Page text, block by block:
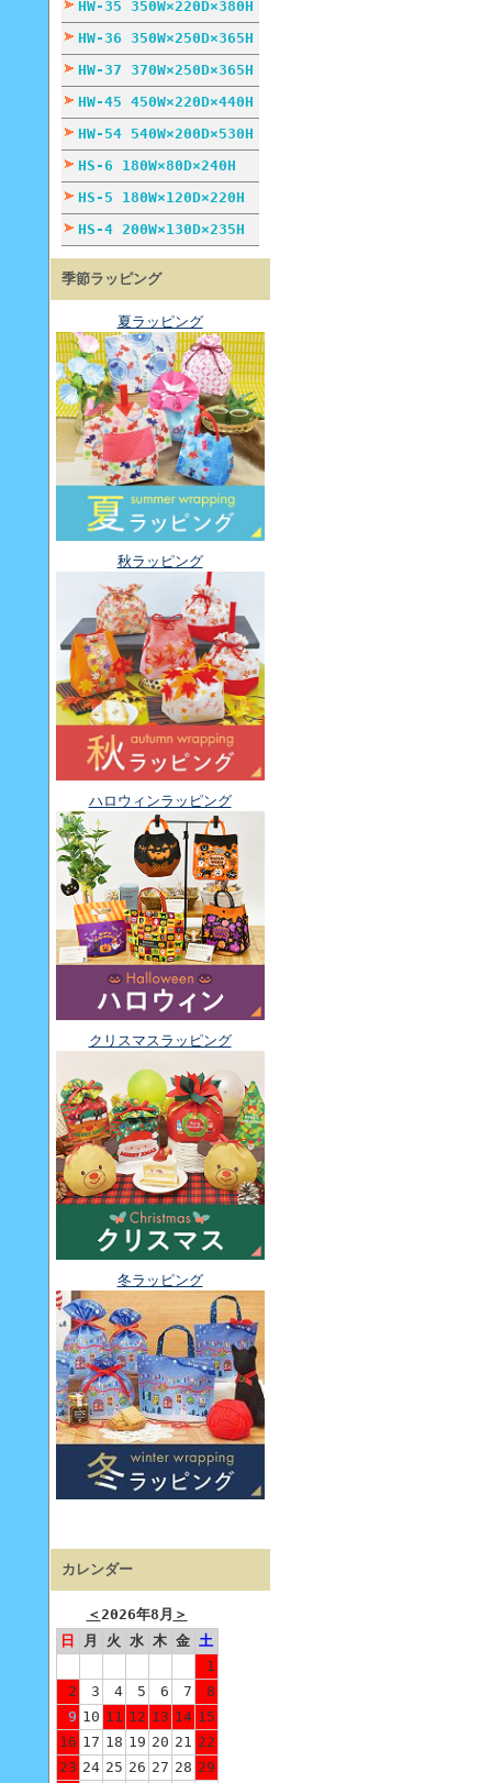
HW-35 350W×220D×380H
HW-36 350W×250D×365H
HW-37 370W×250D×365H
HW-45 450W×220D×440H
HW-54 540W×200D×530H
HS-6 180W×80D×240H
HS-5 180W×120D×220H
HS-4 200W×130D×235H
季節ラッピング
夏ラッピング
秋ラッピング
ハロウィンラッピング
クリスマスラッピング
冬ラッピング
カレンダー
＜2026年8月 ＞
日
月 火 水 木 金 土
1
2
3 4 5 6 7
8
9 10 11 12 13 14 15
16 17 18 19 20 21 22
23 24 25 26 27 28 29